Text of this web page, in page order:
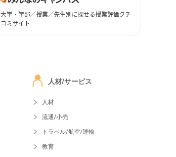
大学・学部／授業／先生別に探せる授業評価クチ
コミサイト
人材/サービス
人材
流通/小売
トラベル/航空/運輸
教育